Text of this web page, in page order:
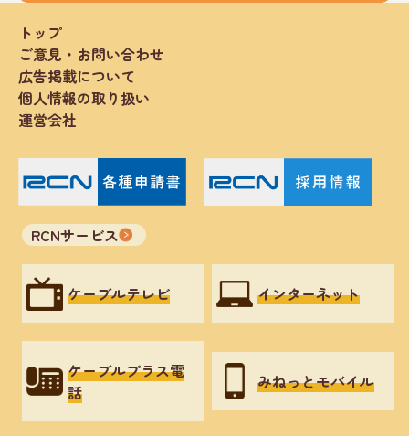
トップ
ご意見・お問い合わせ
広告掲載について
個人情報の取り扱い
運営会社
RCNサービス
ケーブルテレビ インターネット
ケーブルプラス電
話
みねっとモバイル